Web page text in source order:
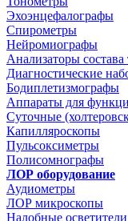
Эхоэнцефалографы
Спирометры
Нейромиографы
Анализаторы состава
Диагностические
Бодиплетизмографы
Аппараты для
Суточные
Капилляроскопы
Пульсоксиметры
Полисомнографы
ЛОР оборудование
Аудиометры
ЛОР микроскопы
Налобные осветители